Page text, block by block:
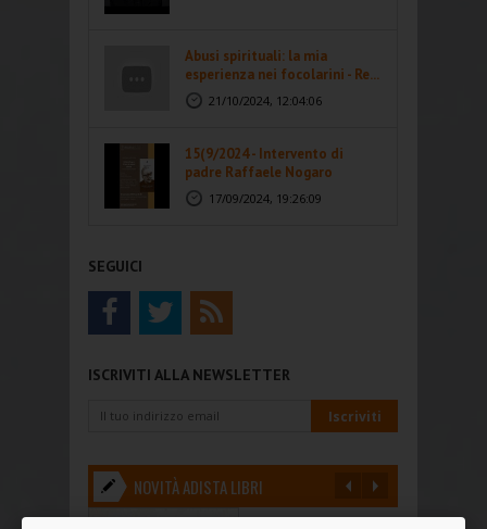
Abusi spirituali: la mia
esperienza nei focolarini - Re...
21/10/2024, 12:04:06
15(9/2024 - Intervento di
padre Raffaele Nogaro
17/09/2024, 19:26:09
SEGUICI
ISCRIVITI ALLA NEWSLETTER
NOVITÀ ADISTA LIBRI